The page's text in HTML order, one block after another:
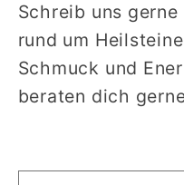
Schreib uns
rund um
Schmuck und
beraten dich